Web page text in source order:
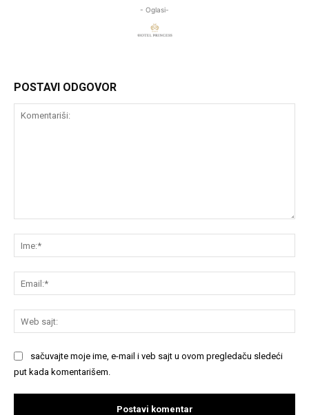
- Oglasi-
POSTAVI ODGOVOR
sačuvajte moje ime, e-mail i veb sajt u ovom pregledaču sledeći
put kada komentarišem.